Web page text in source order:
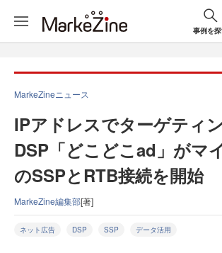
事例を
MarkeZineニュース
IPアドレスでターゲティ
DSP「どこどこad」がマ
のSSPとRTB接続を開始
MarkeZine編集部[著]
ネット広告 DSP SSP データ活用